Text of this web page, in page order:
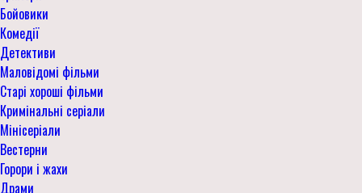
Бойовики
Комедії
Детективи
Маловідомі фільми
Старі хороші фільми
Кримінальні серіали
Мінісеріали
Вестерни
Горори і жахи
Драми